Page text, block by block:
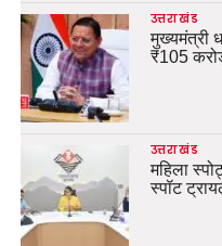
उत्तराखंड
मुख्यमंत्री
₹105
उत्तराखंड
महिला
स्पॉट